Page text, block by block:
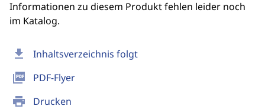
download Inhaltsverzeichnis folgt
picture_as_pdf PDF-Flyer
print Drucken
Informationen zu diesem Produkt fehlen leider noch
im Katalog.